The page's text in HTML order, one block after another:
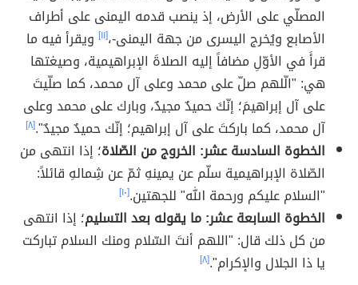
المصلّي على الأرض، إذ ينصب قدمه اليمنى على أطراف
الأصابع ويُخرج اليسرى من جهة اليمنى-،[١١] ويقرأ فيه ما
قرأَ في الأوّلِ مضافاً إليه الصلاةَ الإبراهيمية، وصيغتها
هي: "الّلهم صلّ على محمد وعلى آل محمد، كما صلّيتَ
على آل إبراهيمَ؛ إنّكَ حميدٌ مجيدٌ، وبارك على محمد وعلى
آل محمد، كما باركتَ على آل إبراهيم؛ إنّك حميدٌ مجيدٌ".[٨]
الخطوة السادسة عشر: الخروج من الصّلاة؛ إذا انتهى من
الصّلاة الإبراهيمية سلّم عن يمينهِ ثمّ عن شِمالهِ قائلاً:
"السلام عليكم ورحمة الله" للجهتين.[١٠]
الخطوة السابعة عشر: ما يقوله بعد التسليم؛ إذا انتهى
من كل ذلك قال: "اللهم أنتَ السّلام ومنك السلام تباركت
يا ذا الجلال والإكرام".[٨]